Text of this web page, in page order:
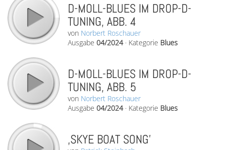
D-MOLL-BLUES IM DROP-D-
TUNING, ABB. 4
von Norbert Roschauer
Ausgabe 04/2024· Kategorie Blues
D-MOLL-BLUES IM DROP-D-
TUNING, ABB. 5
von Norbert Roschauer
Ausgabe 04/2024· Kategorie Blues
‚SKYE BOAT SONG’